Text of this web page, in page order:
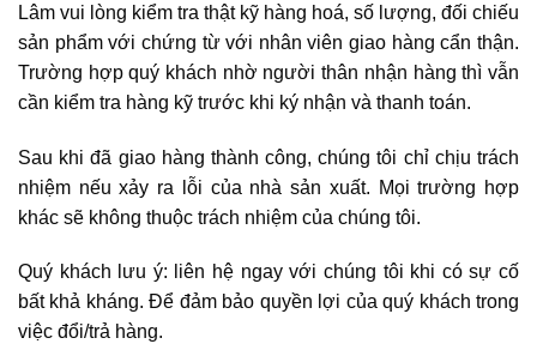
Lâm vui lòng kiểm tra thật kỹ hàng hoá, số lượng, đối chiếu
sản phẩm với chứng từ với nhân viên giao hàng cẩn thận.
Trường hợp quý khách nhờ người thân nhận hàng thì vẫn
cần kiểm tra hàng kỹ trước khi ký nhận và thanh toán.
Sau khi đã giao hàng thành công, chúng tôi chỉ chịu trách
nhiệm nếu xảy ra lỗi của nhà sản xuất. Mọi trường hợp
khác sẽ không thuộc trách nhiệm của chúng tôi.
Quý khách lưu ý: liên hệ ngay với chúng tôi khi có sự cố
bất khả kháng. Để đảm bảo quyền lợi của quý khách trong
việc đổi/trả hàng.